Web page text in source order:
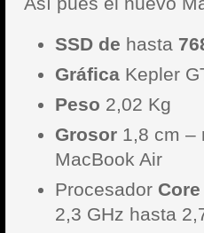
SSD de hasta
Gráfica Kepler
Peso 2,02 Kg
Grosor 1,8 cm –
MacBook Air
Procesador
2,3 GHz hasta